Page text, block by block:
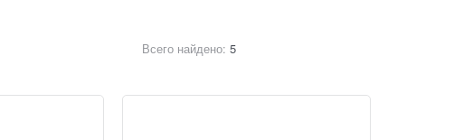
Всего найдено: 5